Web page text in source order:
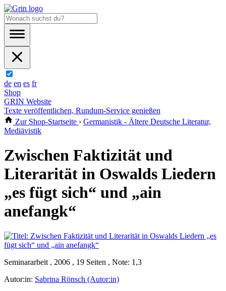
de en es fr
Shop
GRIN Website
Texte veröffentlichen, Rundum-Service genießen
Zur Shop-Startseite › Germanistik - Ältere Deutsche Literatur,
Mediävistik
Zwischen Faktizität und
Literarität in Oswalds Liedern
„es fügt sich“ und „ain
anefangk“
Seminararbeit , 2006 , 19 Seiten , Note: 1,3
Autor:in: Sabrina Rönsch (Autor:in)